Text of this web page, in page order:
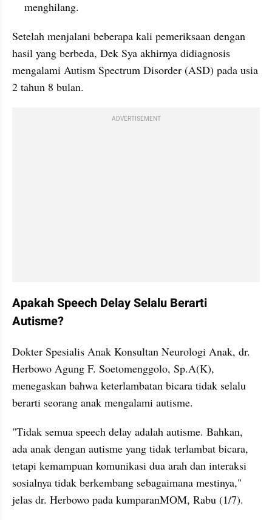
menghilang.
Setelah menjalani beberapa kali pemeriksaan dengan
hasil yang berbeda, Dek Sya akhirnya didiagnosis
mengalami Autism Spectrum Disorder (ASD) pada usia
2 tahun 8 bulan.
ADVERTISEMENT
Apakah Speech Delay Selalu Berarti
Autisme?
Dokter Spesialis Anak Konsultan Neurologi Anak, dr.
Herbowo Agung F. Soetomenggolo, Sp.A(K),
menegaskan bahwa keterlambatan bicara tidak selalu
berarti seorang anak mengalami autisme.
"Tidak semua speech delay adalah autisme. Bahkan,
ada anak dengan autisme yang tidak terlambat bicara,
tetapi kemampuan komunikasi dua arah dan interaksi
sosialnya tidak berkembang sebagaimana mestinya,"
jelas dr. Herbowo pada kumparanMOM, Rabu (1/7).